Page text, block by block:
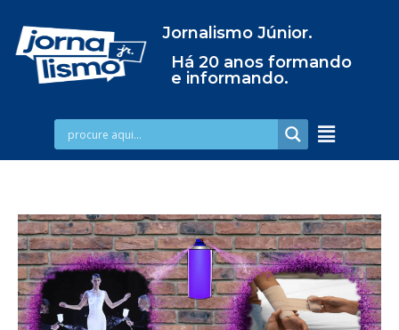
Jornalismo Júnior.
Há 20 anos formando
e informando.